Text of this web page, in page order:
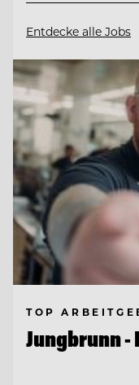
Entdecke alle Jobs
TOP
Jungbrunn